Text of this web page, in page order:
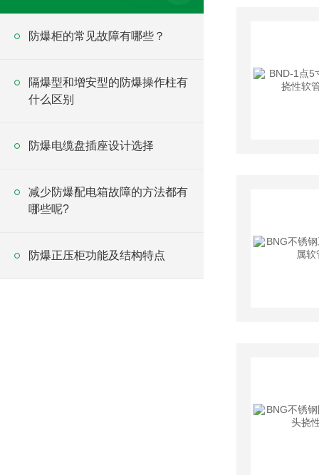
防爆柜的常见故障有哪些？
隔爆型和增安型的防爆操作柱有
什么区别
防爆电缆盘插座设计选择
减少防爆配电箱故障的方法都有
哪些呢?
防爆正压柜功能及结构特点